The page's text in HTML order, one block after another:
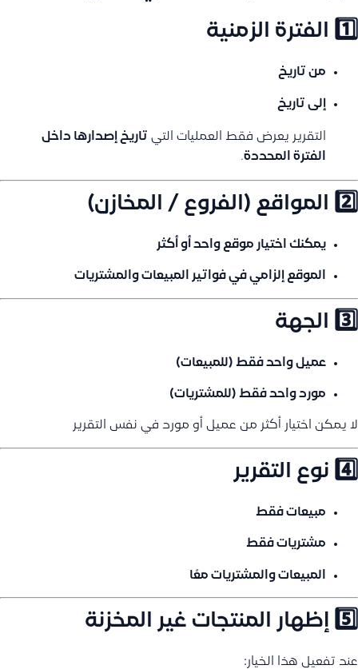
1️⃣ الفترة الزمنية
من تاريخ
إلى تاريخ
التقرير يعرض فقط العمليات التي تاريخ إصدارها داخل
الفترة المحددة.
2️⃣ المواقع (الفروع / المخازن)
يمكنك اختيار موقع واحد أو أكثر
الموقع إلزامي في فواتير المبيعات والمشتريات
3️⃣ الجهة
عميل واحد فقط (للمبيعات)
مورد واحد فقط (للمشتريات)
لا يمكن اختيار أكثر من عميل أو مورد في نفس التقرير
4️⃣ نوع التقرير
مبيعات فقط
مشتريات فقط
المبيعات والمشتريات معًا
5️⃣ إظهار المنتجات غير المخزنة
عند تفعيل هذا الخيار: